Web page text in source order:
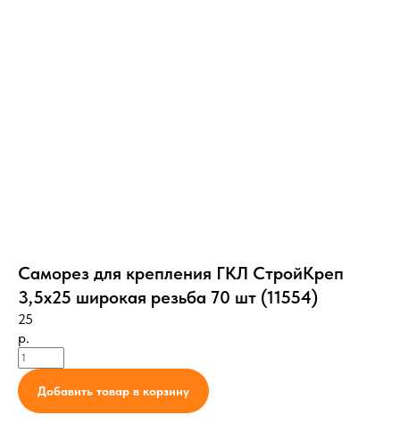
Саморез для крепления ГКЛ СтройКреп
3,5х25 широкая резьба 70 шт (11554)
25
р.
Добавить товар в корзину